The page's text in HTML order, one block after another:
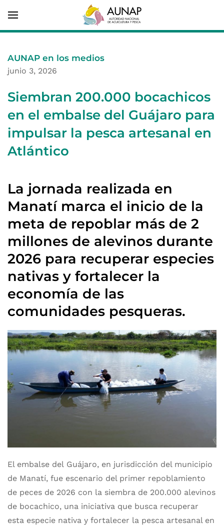
AUNAP en los medios
junio 3, 2026
Siembran 200.000 bocachicos
en el embalse del Guájaro para
impulsar la pesca artesanal en
Atlántico
La jornada realizada en
Manatí marca el inicio de la
meta de repoblar más de 2
millones de alevinos durante
2026 para recuperar especies
nativas y fortalecer la
economía de las
comunidades pesqueras.
El embalse del Guájaro, en jurisdicción del municipio
de Manatí, fue escenario del primer repoblamiento
de peces de 2026 con la siembra de 200.000 alevinos
de bocachico, una iniciativa que busca recuperar
esta especie nativa y fortalecer la pesca artesanal en